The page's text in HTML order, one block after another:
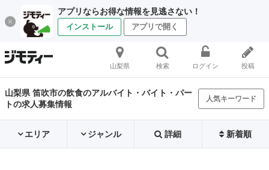
アプリならお得な情報を見逃さない！
インストール アプリで開く
山梨県 検索 ログイン 投稿
山梨県 笛吹市の飲食のアルバイト・バイト・パー
トの求人募集情報
人気キーワード
エリア ジャンル 詳細 新着順